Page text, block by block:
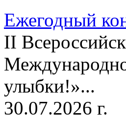
Ежегодный
II
улыбки!»...
30.07.2026 г.